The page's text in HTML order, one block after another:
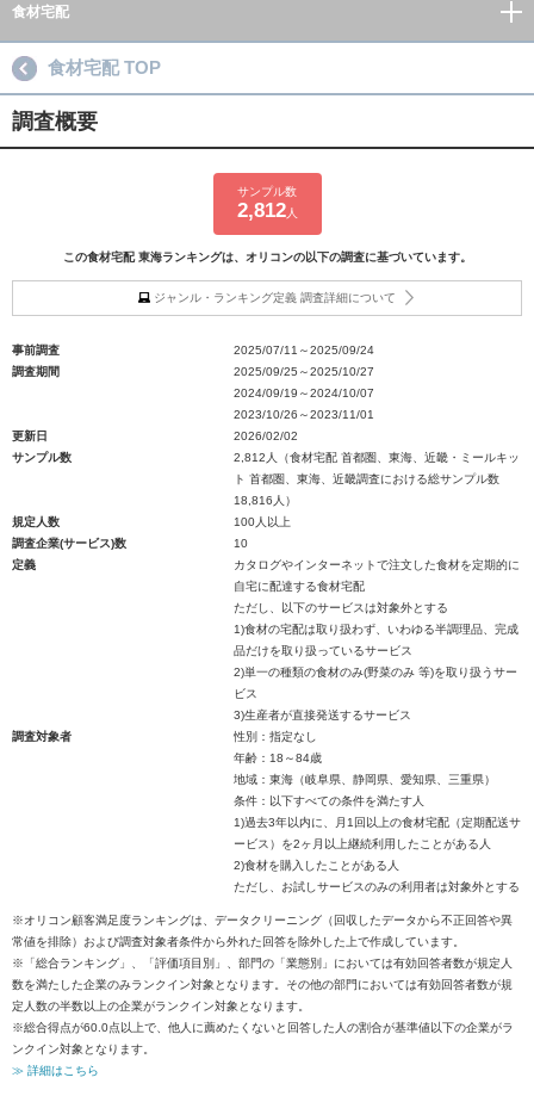
食材宅配
食材宅配 TOP
調査概要
サンプル数
2,812人
この食材宅配 東海ランキングは、オリコンの以下の調査に基づいています。
ジャンル・ランキング定義 調査詳細について
事前調査
2025/07/11～2025/09/24
調査期間
2025/09/25～2025/10/27
2024/09/19～2024/10/07
2023/10/26～2023/11/01
更新日
2026/02/02
サンプル数
2,812人（食材宅配 首都圏、東海、近畿・ミールキッ
ト 首都圏、東海、近畿調査における総サンプル数
18,816人）
規定人数
100人以上
調査企業(サービス)数
10
定義
カタログやインターネットで注文した食材を定期的に
自宅に配達する食材宅配
ただし、以下のサービスは対象外とする
1)食材の宅配は取り扱わず、いわゆる半調理品、完成
品だけを取り扱っているサービス
2)単一の種類の食材のみ(野菜のみ 等)を取り扱うサー
ビス
3)生産者が直接発送するサービス
調査対象者
性別：指定なし
年齢：18～84歳
地域：東海（岐阜県、静岡県、愛知県、三重県）
条件：以下すべての条件を満たす人
1)過去3年以内に、月1回以上の食材宅配（定期配送サ
ービス）を2ヶ月以上継続利用したことがある人
2)食材を購入したことがある人
ただし、お試しサービスのみの利用者は対象外とする
※オリコン顧客満足度ランキングは、データクリーニング（回収したデータから不正回答や異
常値を排除）および調査対象者条件から外れた回答を除外した上で作成しています。
※「総合ランキング」、「評価項目別」、部門の「業態別」においては有効回答者数が規定人
数を満たした企業のみランクイン対象となります。その他の部門においては有効回答者数が規
定人数の半数以上の企業がランクイン対象となります。
※総合得点が60.0点以上で、他人に薦めたくないと回答した人の割合が基準値以下の企業がラ
ンクイン対象となります。
≫ 詳細はこちら